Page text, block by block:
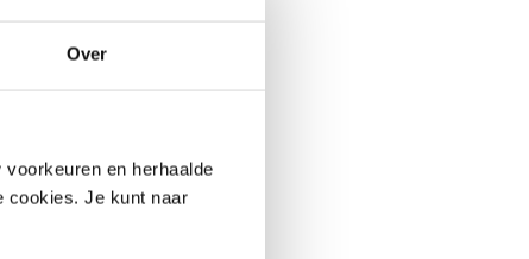
Over
en herhaalde
cookies. Je kunt naar